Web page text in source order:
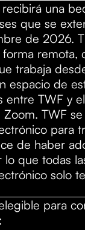
recibirá una
que se
de 2026.
remota,
trabaja
espacio de
entre TWF y
Zoom. TWF
para
de haber
lo que todas
solo
para